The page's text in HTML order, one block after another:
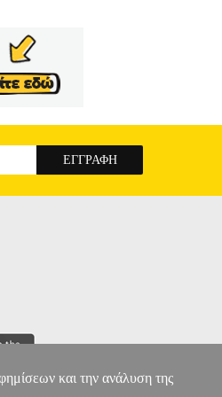
και την ανάλυση της